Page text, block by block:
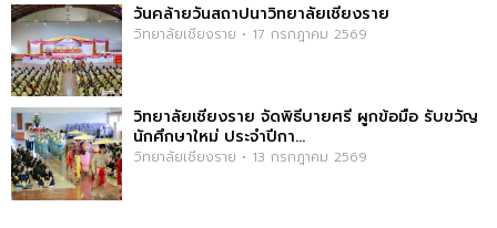
วันคล้ายวันสถาปนาวิทยาลัยเชียงราย
วิทยาลัยเชียงราย • 17 กรกฎาคม 2569
วิทยาลัยเชียงราย จัดพิธีบายศรี ผูกข้อมือ รับขวัญ
นักศึกษาใหม่ ประจำปีกา...
วิทยาลัยเชียงราย • 13 กรกฎาคม 2569